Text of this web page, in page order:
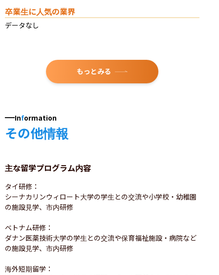
卒業生に人気の業界
データなし
もっとみる
Information
その他情報
主な留学プログラム内容
タイ研修：
シーナカリンウィロート大学の学生との交流や小学校・幼稚園
の施設見学、市内研修
ベトナム研修：
ダナン医薬技術大学の学生との交流や保育福祉施設・病院など
の施設見学、市内研修
海外短期留学：